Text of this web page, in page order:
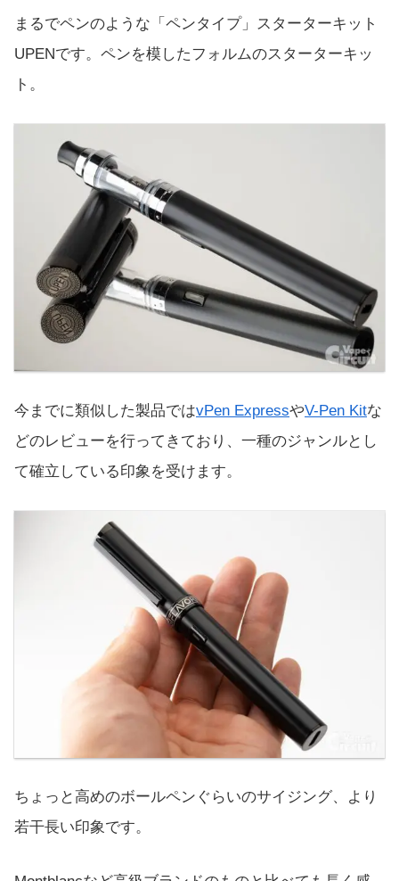
まるでペンのような「ペンタイプ」スターターキット
UPENです。ペンを模したフォルムのスターターキッ
ト。
今までに類似した製品ではvPen ExpressやV-Pen Kitな
どのレビューを行ってきており、一種のジャンルとし
て確立している印象を受けます。
ちょっと高めのボールペンぐらいのサイジング、より
若干長い印象です。